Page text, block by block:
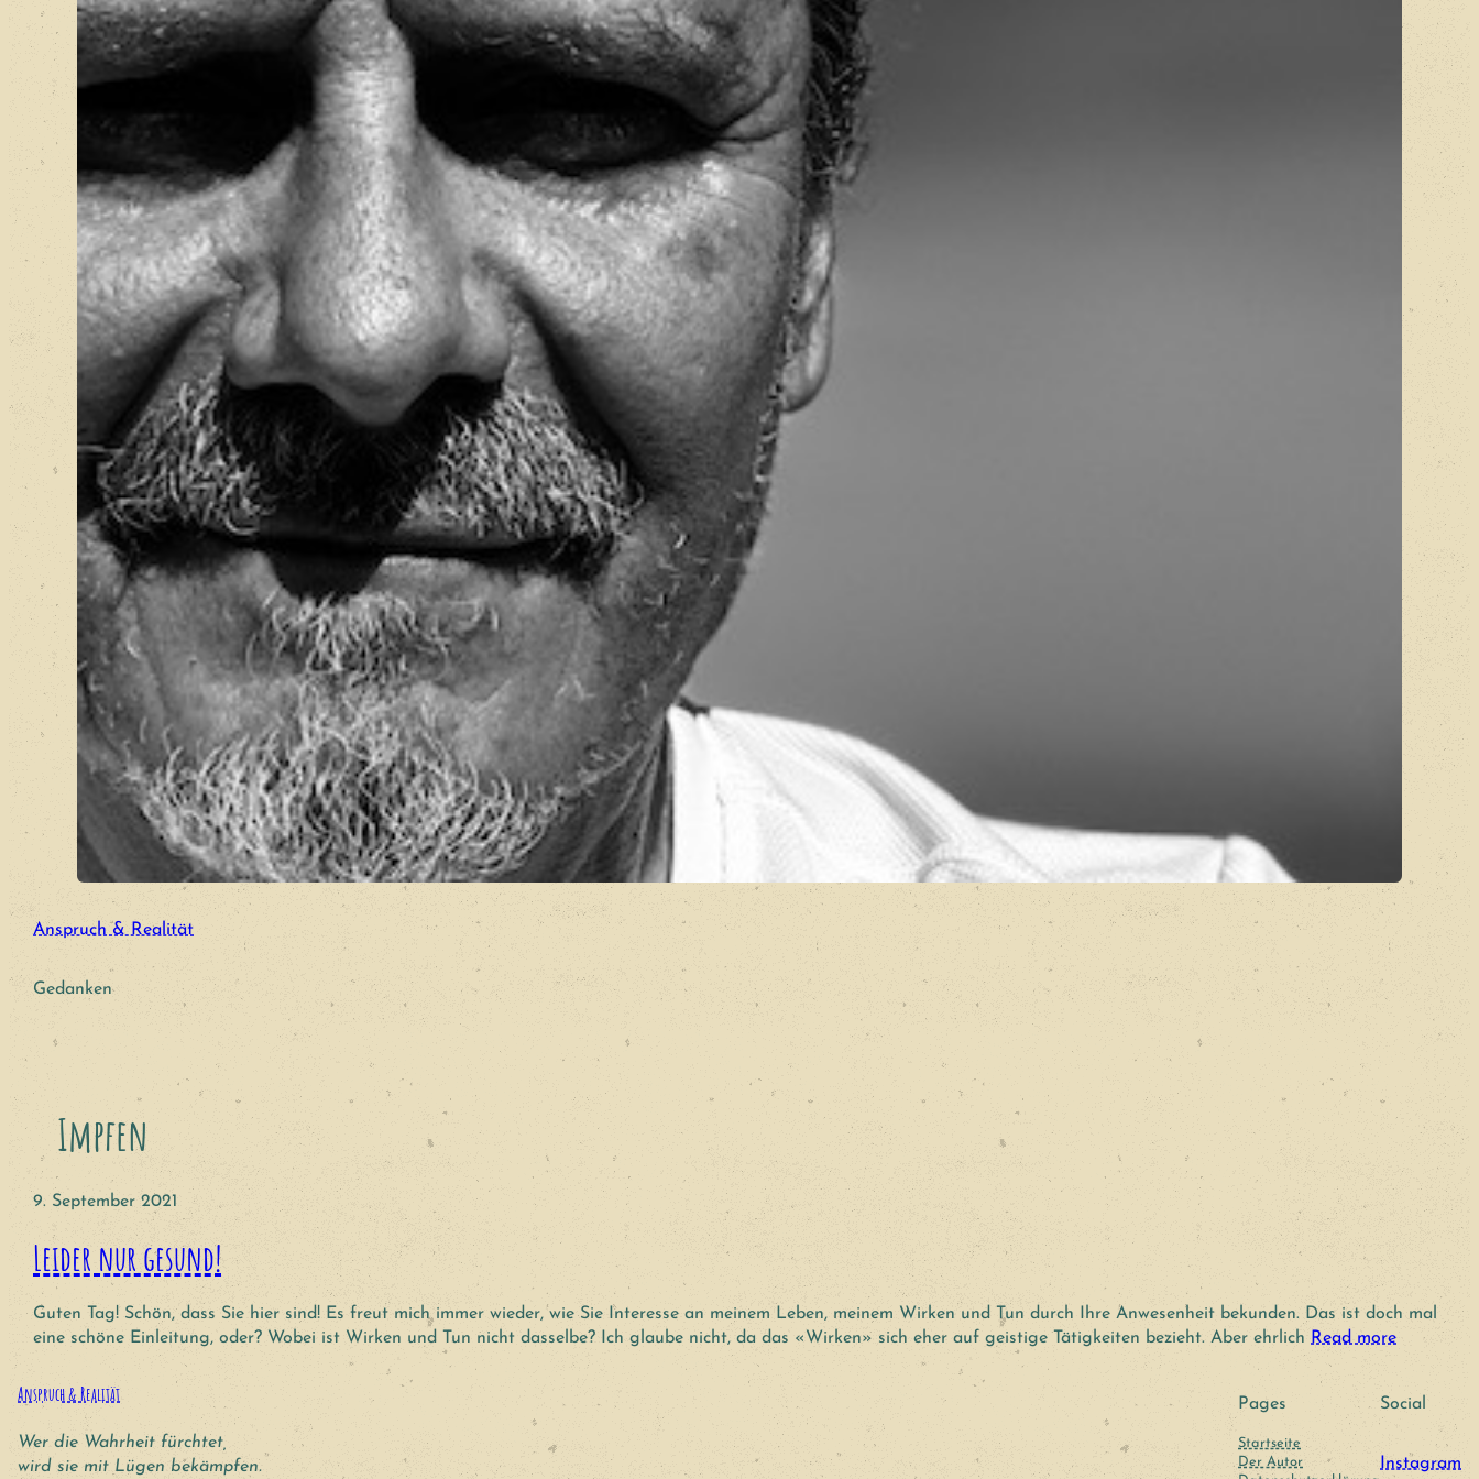
Anspruch & Realität
Gedanken
Impfen
9. September 2021
Leider nur gesund!
Guten Tag! Schön, dass Sie hier sind! Es freut mich immer wieder, wie Sie Interesse an meinem Leben, meinem Wirken und Tun durch Ihre Anwesenheit bekunden. Das ist doch mal
eine schöne Einleitung, oder? Wobei ist Wirken und Tun nicht dasselbe? Ich glaube nicht, da das «Wirken» sich eher auf geistige Tätigkeiten bezieht. Aber ehrlich Read more
Anspruch & Realität
Wer die Wahrheit fürchtet,
wird sie mit Lügen bekämpfen.
Pages
Startseite
Der Autor
Social
Instagram